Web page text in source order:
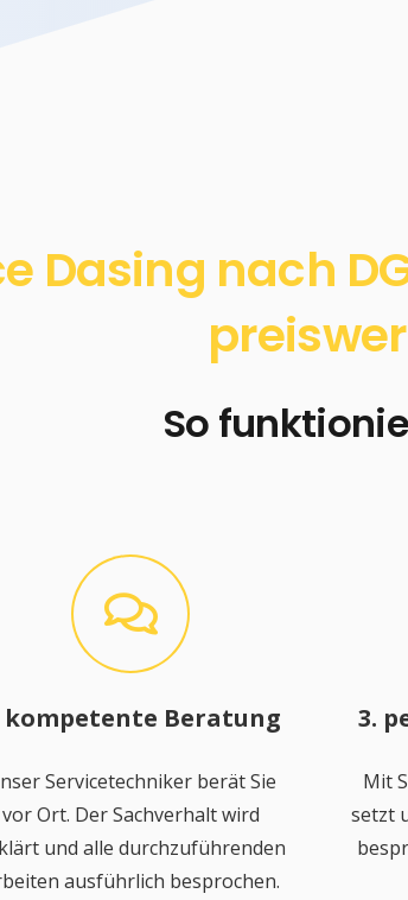
Dasing nach
So
kompetente Beratung
Servicetechniker berät Sie
vor Ort. Der Sachverhalt wird
und alle durchzuführenden
ausführlich besprochen.
3.
Mit
setzt